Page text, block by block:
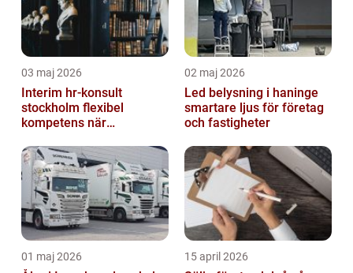
03 maj 2026
Interim hr-konsult
stockholm flexibel
kompetens när
stöd
02 maj 2026
Led belysning i haninge
smartare ljus för företag
och fastigheter
01 maj 2026 15 april 2026